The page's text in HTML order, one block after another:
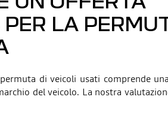
LA
di veicoli usati comprende
del veicolo. La nostra